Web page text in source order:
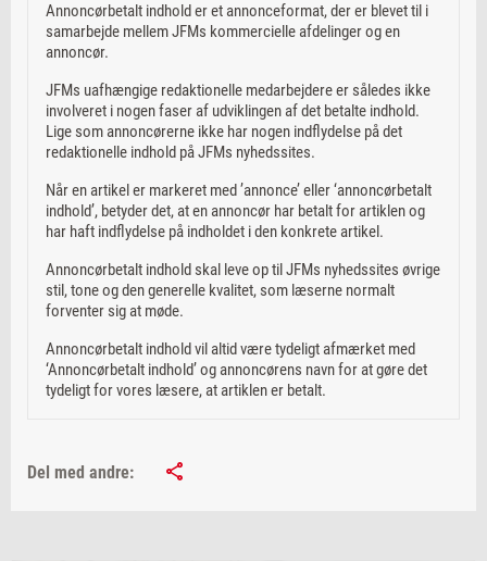
Annoncørbetalt indhold er et annonceformat, der er blevet til i
samarbejde mellem JFMs kommercielle afdelinger og en
annoncør.
JFMs uafhængige redaktionelle medarbejdere er således ikke
involveret i nogen faser af udviklingen af det betalte indhold.
Lige som annoncørerne ikke har nogen indflydelse på det
redaktionelle indhold på JFMs nyhedssites.
Når en artikel er markeret med ’annonce’ eller ‘annoncørbetalt
indhold’, betyder det, at en annoncør har betalt for artiklen og
har haft indflydelse på indholdet i den konkrete artikel.
Annoncørbetalt indhold skal leve op til JFMs nyhedssites øvrige
stil, tone og den generelle kvalitet, som læserne normalt
forventer sig at møde.
Annoncørbetalt indhold vil altid være tydeligt afmærket med
‘Annoncørbetalt indhold’ og annoncørens navn for at gøre det
tydeligt for vores læsere, at artiklen er betalt.
Del med andre: